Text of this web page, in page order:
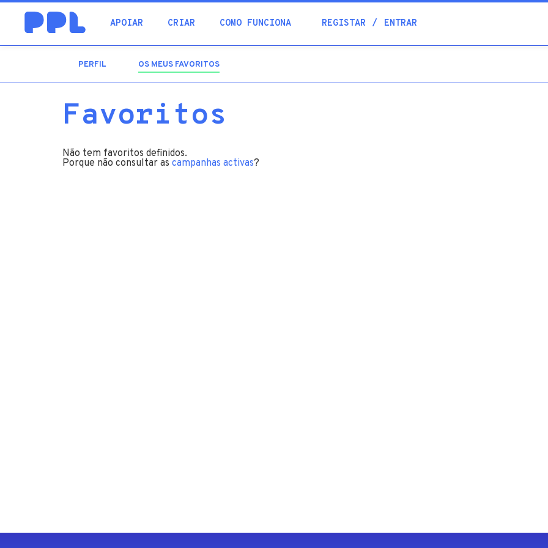
APOIAR CRIAR COMO FUNCIONA REGISTAR ENTRAR
procura
PERFIL OS MEUS FAVORITOS
Favoritos
Não tem favoritos definidos.
Porque não consultar as campanhas activas?